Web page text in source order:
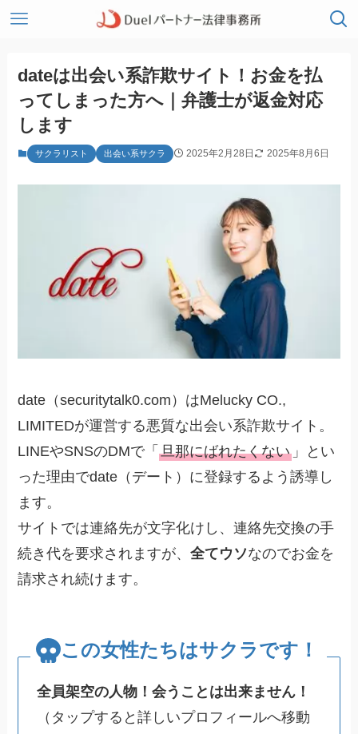
dateは出会い系詐欺サイト！お金を払
ってしまった方へ｜弁護士が返金対応
します
サクラリスト 出会い系サクラ 2025年2月28日 2025年8月6日
date（securitytalk0.com）はMelucky CO.,
LIMITEDが運営する悪質な出会い系詐欺サイト。
LINEやSNSのDMで「旦那にばれたくない 」とい
った理由でdate（デート）に登録するよう誘導し
ます。
サイトでは連絡先が文字化けし、連絡先交換の手
続き代を要求されますが、全てウソなのでお金を
請求され続けます。
この女性たちはサクラです！
全員架空の人物！会うことは出来ません！
（タップすると詳しいプロフィールへ移動